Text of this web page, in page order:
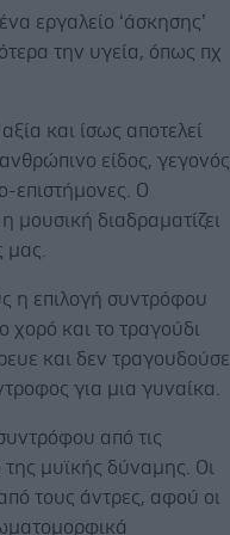
εργαλείο ‘άσκησης’
την υγεία, όπως πχ
και ίσως αποτελεί
είδος, γεγονός
επιστήμονες. Ο
μουσική διαδραματίζει
μας.
η επιλογή συντρόφου
χορό και το τραγούδι
και δεν τραγουδούσε
για μια γυναίκα.
από τις
της μυϊκής δύναμης. Οι
τους άντρες, αφού οι